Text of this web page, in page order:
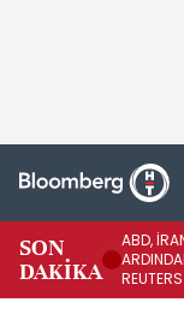
SON
DAKİKA
ABD,
REUTERS